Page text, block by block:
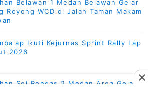
Belawan 1 Medan Belawan Gelar
Royong WCD di Jalan Taman Makam
Ikuti Kejurnas Sprint Rally Lap
2026
Sei Rengas 2 Medan Area Gelar